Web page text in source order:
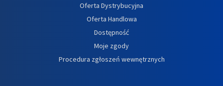
Oferta Dystrybucyjna
Oferta Handlowa
Dostępność
Moje zgody
Procedura zgłoszeń wewnętrznych